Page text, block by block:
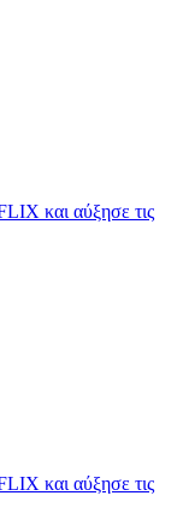
και αύξησε τις
και αύξησε τις